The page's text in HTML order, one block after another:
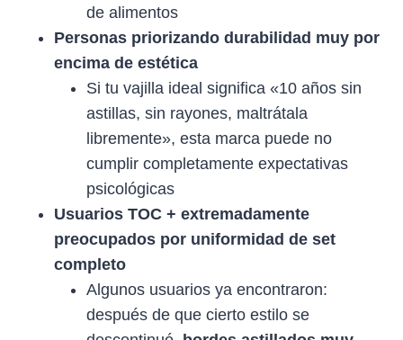
de alimentos
Personas priorizando durabilidad muy por
encima de estética
Si tu vajilla ideal significa «10 años sin
astillas, sin rayones, maltrátala
libremente», esta marca puede no
cumplir completamente expectativas
psicológicas
Usuarios TOC + extremadamente
preocupados por uniformidad de set
completo
Algunos usuarios ya encontraron:
después de que cierto estilo se